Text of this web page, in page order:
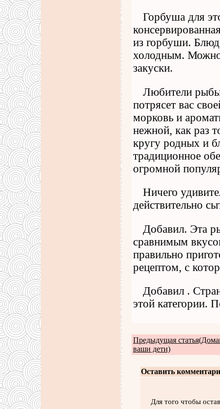
Горбуша для
из горбуши.
холодным. Можно
закуски.
Любители
потрясет вас
морковь и
нежной, как раз
кругу родных и
традиционное
огромной
Ничего
действительно
Добавил. Эта
сравнимым
правильно
рецептом, с
Добавил .
этой категории.
Предыдущая
ваши дети)
Оставить
Для того чтобы